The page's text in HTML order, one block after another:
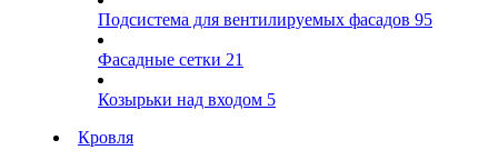
Подсистема для вентилируемых фасадов 95
Фасадные сетки 21
Козырьки над входом 5
Кровля